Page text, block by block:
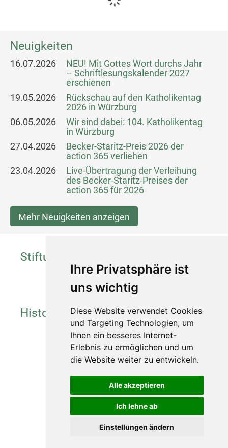
Ihre Privatsphäre ist
uns wichtig
Diese Website verwendet Cookies
und Targeting Technologien, um
Ihnen ein besseres Internet-
Erlebnis zu ermöglichen und um
die Website weiter zu entwickeln.
Alle akzeptieren
Ich lehne ab
Einstellungen ändern
Neuigkeiten
16.07.2026
NEU! Mit Gottes Wort durchs Jahr
– Schriftlesungskalender 2027
erschienen
19.05.2026
Rückschau auf den Katholikentag
2026 in Würzburg
06.05.2026
Wir sind dabei: 104. Katholikentag
in Würzburg
27.04.2026
Becker-Staritz-Preis 2026 der
action 365 verliehen
23.04.2026
Live-Übertragung der Verleihung
des Becker-Staritz-Preises der
action 365 für 2026
Mehr Neuigkeiten anzeigen
Stiftung
Historie
Datenschutz
Barrierefreiheit
Widerruf
Sitemap